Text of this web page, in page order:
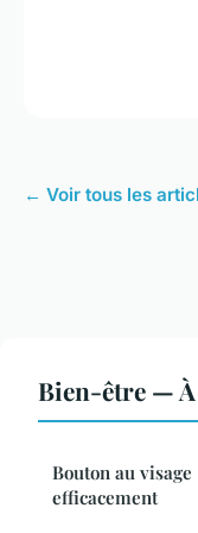
← Voir tous les
Bien-être —
Bouton au
efficacement